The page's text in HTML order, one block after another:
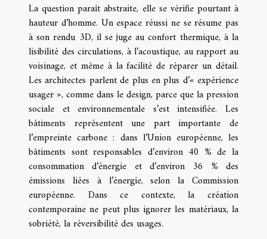
La question paraît abstraite, elle se vérifie pourtant à
hauteur d’homme. Un espace réussi ne se résume pas
à son rendu 3D, il se juge au confort thermique, à la
lisibilité des circulations, à l’acoustique, au rapport au
voisinage, et même à la facilité de réparer un détail.
Les architectes parlent de plus en plus d’« expérience
usager », comme dans le design, parce que la pression
sociale et environnementale s’est intensifiée. Les
bâtiments représentent une part importante de
l’empreinte carbone : dans l’Union européenne, les
bâtiments sont responsables d’environ 40 % de la
consommation d’énergie et d’environ 36 % des
émissions liées à l’énergie, selon la Commission
européenne. Dans ce contexte, la création
contemporaine ne peut plus ignorer les matériaux, la
sobriété, la réversibilité des usages.